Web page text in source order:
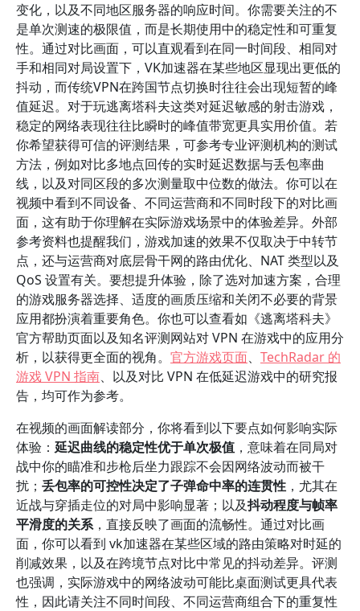
变化，以及不同地区服务器的响应时间。你需要关注的不
是单次测速的极限值，而是长期使用中的稳定性和可重复
性。通过对比画面，可以直观看到在同一时间段、相同对
手和相同对局设置下，VK加速器在某些地区显现出更低的
抖动，而传统VPN在跨国节点切换时往往会出现短暂的峰
值延迟。对于玩逃离塔科夫这类对延迟敏感的射击游戏，
稳定的网络表现往往比瞬时的峰值带宽更具实用价值。若
你希望获得可信的评测结果，可参考专业评测机构的测试
方法，例如对比多地点回传的实时延迟数据与丢包率曲
线，以及对同区段的多次测量取中位数的做法。你可以在
视频中看到不同设备、不同运营商和不同时段下的对比画
面，这有助于你理解在实际游戏场景中的体验差异。外部
参考资料也提醒我们，游戏加速的效果不仅取决于中转节
点，还与运营商对底层骨干网的路由优化、NAT 类型以及
QoS 设置有关。要想提升体验，除了选对加速方案，合理
的游戏服务器选择、适度的画质压缩和关闭不必要的背景
应用都扮演着重要角色。你也可以查看如《逃离塔科夫》
官方帮助页面以及知名评测网站对 VPN 在游戏中的应用分
析，以获得更全面的视角。 官方游戏页面、 TechRadar 的
游戏 VPN 指南、以及对比 VPN 在低延迟游戏中的研究报
告，均可作为参考。
在视频的画面解读部分，你将看到以下要点如何影响实际
体验： 延迟曲线的稳定性优于单次极值 ，意味着在同局对
战中你的瞄准和步枪后坐力跟踪不会因网络波动而被干
扰； 丢包率的可控性决定了子弹命中率的连贯性 ，尤其在
近战与穿插走位的对局中影响显著；以及抖动程度与帧率
平滑度的关系，直接反映了画面的流畅性。通过对比画
面，你可以看到 vk加速器在某些区域的路由策略对时延的
削减效果，以及在跨境节点对比中常见的抖动差异。评测
也强调，实际游戏中的网络波动可能比桌面测试更具代表
性，因此请关注不同时间段、不同运营商组合下的重复性